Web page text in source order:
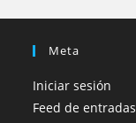
Meta
Iniciar sesión
Feed de entradas